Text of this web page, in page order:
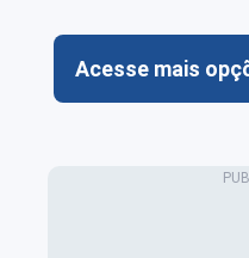
Acesse mais